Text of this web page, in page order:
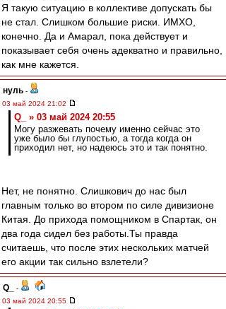
Я такую ситуацию в коллективе допускать бы
не стал. Слишком большие риски. ИМХО,
конечно. Да и Амарал, пока действует и
показывает себя очень адекватно и правильно,
как мне кажется.
нуль -
03 май 2024 21:02
Q_ » 03 май 2024 20:55
Могу разжевать почему именно сейчас это
уже было бы глупостью, а тогда когда он
приходил нет, но надеюсь это и так понятно.
Нет, не понятно. Слишкович до нас был
главным только во втором по силе дивизионе
Китая. До прихода помощником в Спартак, он
два года сидел без работы.Ты правда
считаешь, что после этих нескольких матчей
его акции так сильно взлетели?
Q_
-
03 май 2024 20:55